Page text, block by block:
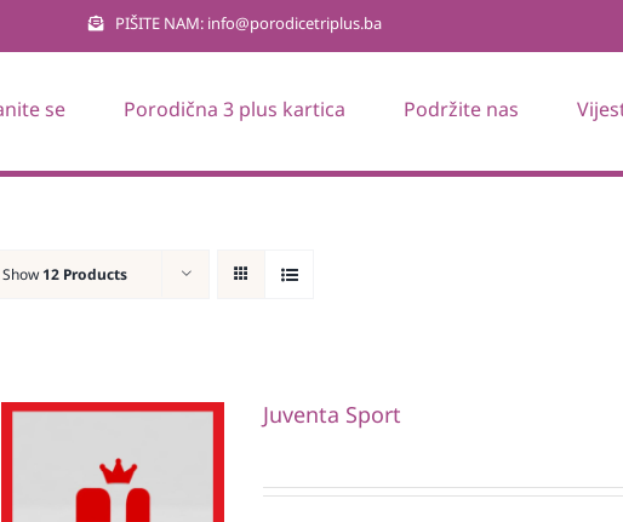
PIŠITE NAM: info@porodicetriplus.ba
se Porodična 3 plus kartica Podržite nas
Show 12 Products
Juventa Sport